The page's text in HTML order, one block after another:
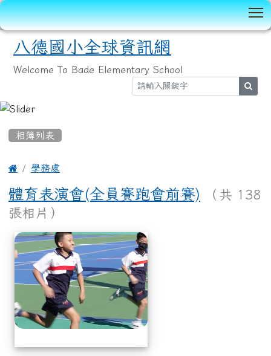
八德國小全球資訊網
Welcome To Bade Elementary School
相簿列表
 學務處
體育表演會(全員賽跑會前賽)
（共 138
張相片）
相簿列表 體育表演會(全員賽跑會前賽)